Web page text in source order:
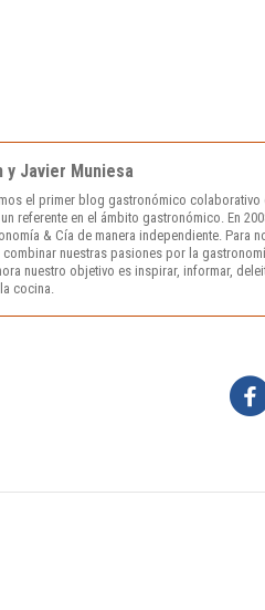
y Javier Muniesa
el primer blog gastronómico colaborativo
referente en el ámbito gastronómico. En
& Cía de manera independiente. Para
nuestras pasiones por la
nuestro objetivo es inspirar, informar,
cocina.